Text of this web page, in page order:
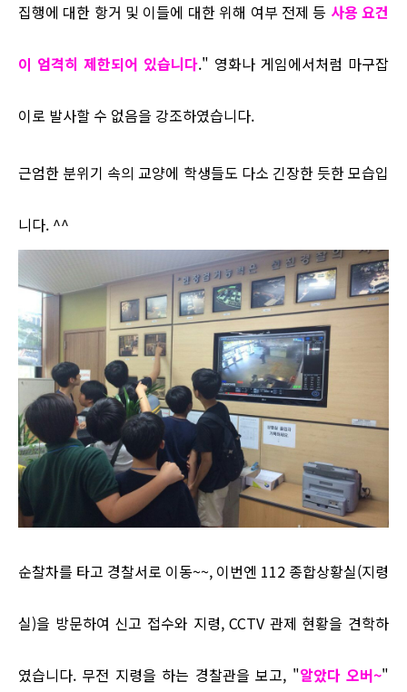
집행에 대한 항거 및 이들에 대한 위해 여부 전제 등 사용 요건
이 엄격히 제한되어 있습니다." 영화나 게임에서처럼 마구잡
이로 발사할 수 없음을 강조하였습니다.
근엄한 분위기 속의 교양에 학생들도 다소 긴장한 듯한 모습입
니다. ^^
순찰차를 타고 경찰서로 이동~~, 이번엔 112 종합상황실(지령
실)을 방문하여 신고 접수와 지령, CCTV 관제 현황을 견학하
였습니다. 무전 지령을 하는 경찰관을 보고, "알았다 오버~"